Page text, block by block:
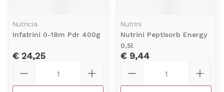
Nutricia
Infatrini 0-18m Pdr 400g
€ 24,25
Nutrini
Nutrini Peptisorb Energy
0,5l
€ 9,44